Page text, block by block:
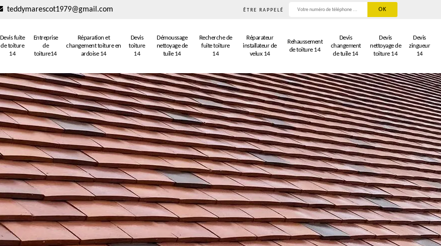
teddymarescot1979@gmail.com ÊTRE RAPPELÉ
Devis fuite
de toiture
14
Entreprise
de
toiture14
Réparation et
changement toiture en
ardoise 14
Devis
toiture
14
Démoussage
nettoyage de
tuile 14
Recherche de
fuite toiture
14
Réparateur
installateur de
velux 14
Rehaussement
de toiture 14
Devis
changement
de tuile 14
Devis
nettoyage de
toiture 14
Devis
zingueur
14